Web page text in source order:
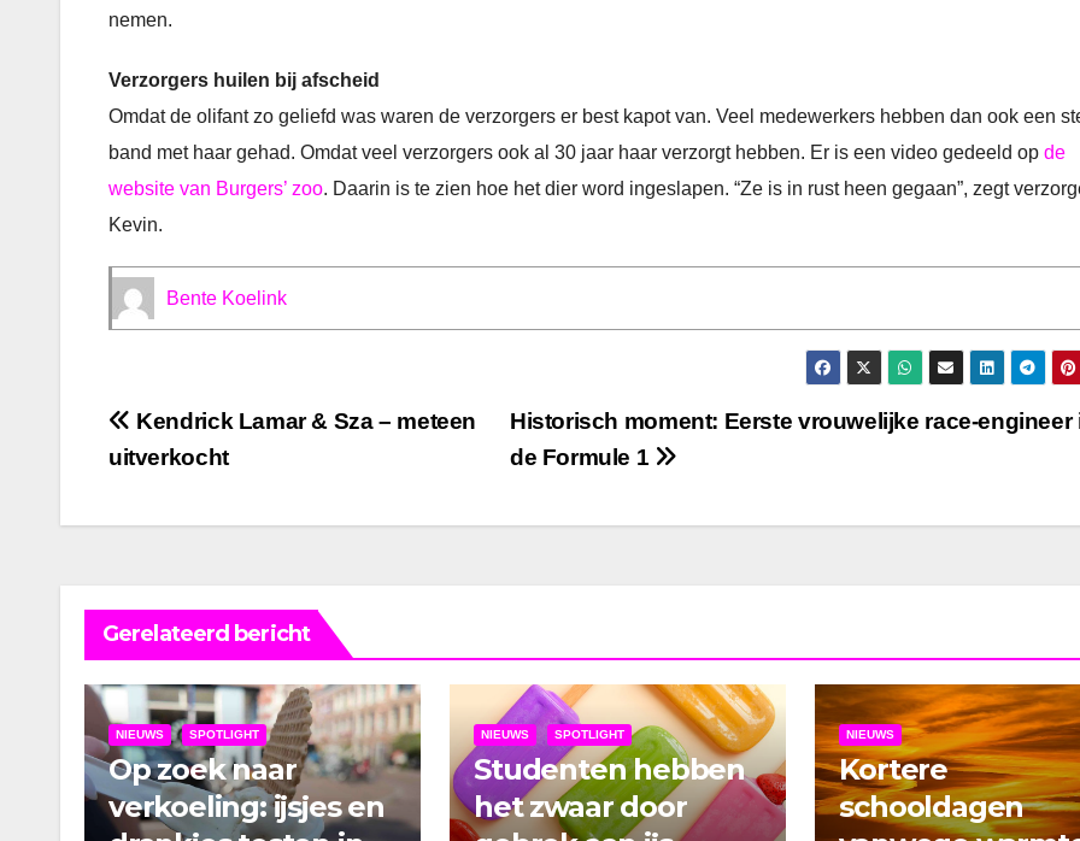
nemen.
Verzorgers huilen bij afscheid
Omdat de olifant zo geliefd was waren de verzorgers er best kapot van. Veel medewerkers hebben dan ook een
band met haar gehad. Omdat veel verzorgers ook al 30 jaar haar verzorgt hebben. Er is een video gedeeld op de
website van Burgers’ zoo. Daarin is te zien hoe het dier word ingeslapen. “Ze is in rust heen gegaan”, zegt
Kevin.
Bente Koelink
Bericht
navigatie
Historisch moment: Eerste vrouwelijke race-engineer
de Formule 1
Kendrick Lamar & Sza – meteen
uitverkocht
Gerelateerd bericht
NIEUWS SPOTLIGHT
Op zoek naar
verkoeling: ijsjes en
NIEUWS SPOTLIGHT
Studenten hebben
het zwaar door
NIEUWS
Kortere
schooldagen